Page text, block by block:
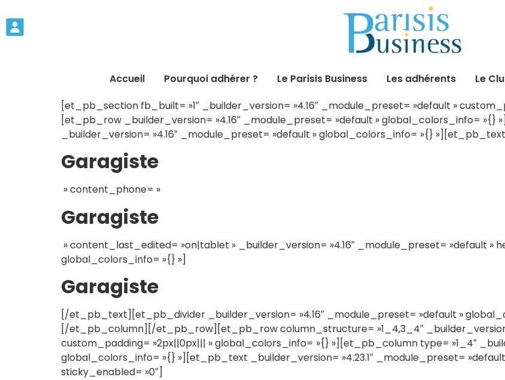
Accueil Pourquoi adhérer ? Le Parisis Business Les adhérents Le
[et_pb_section fb_built= »1″ _builder_version= »4.16″ _module_preset= »default »
[et_pb_row _builder_version= »4.16″ _module_preset= »default » global_colors_info= »{}
_builder_version= »4.16″ _module_preset= »default » global_colors_info= »{}
Garagiste
» content_phone= »
Garagiste
» content_last_edited= »on|tablet » _builder_version= »4.16″ _module_preset= »default »
global_colors_info= »{} »]
Garagiste
[/et_pb_text][et_pb_divider _builder_version= »4.16″ _module_preset= »default »
[/et_pb_column][/et_pb_row][et_pb_row column_structure= »1_4,3_4″
custom_padding= »2px||0px||| » global_colors_info= »{} »][et_pb_column type= »1_4″
global_colors_info= »{} »][et_pb_text _builder_version= »4.23.1″ _module_preset=
sticky_enabled= »0″]